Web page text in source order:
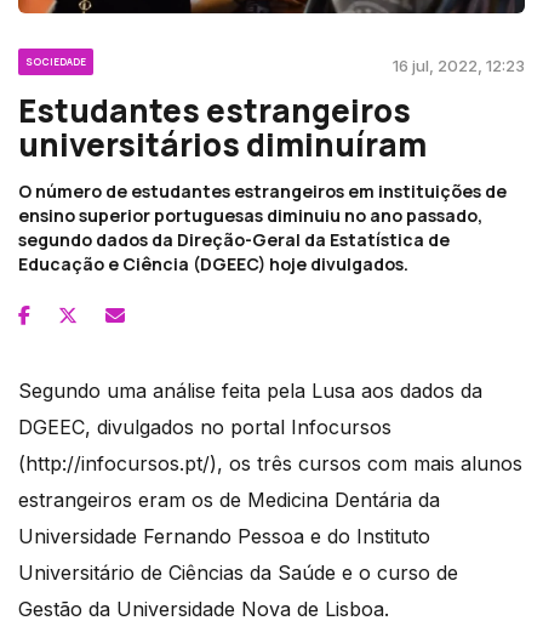
SOCIEDADE 16 jul, 2022, 12:23
Estudantes estrangeiros
universitários diminuíram
O número de estudantes estrangeiros em instituições de
ensino superior portuguesas diminuiu no ano passado,
segundo dados da Direção-Geral da Estatística de
Educação e Ciência (DGEEC) hoje divulgados.
Segundo uma análise feita pela Lusa aos dados da
DGEEC, divulgados no portal Infocursos
(http://infocursos.pt/), os três cursos com mais alunos
estrangeiros eram os de Medicina Dentária da
Universidade Fernando Pessoa e do Instituto
Universitário de Ciências da Saúde e o curso de
Gestão da Universidade Nova de Lisboa.